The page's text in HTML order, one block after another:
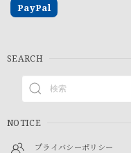
PayPal
SEARCH
NOTICE
プライバシーポリシー